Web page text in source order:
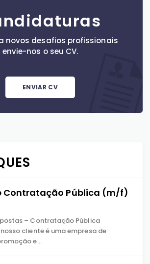
novos desafios profissionais
envie-nos o seu CV.
ENVIAR CV
Contratação Pública (m/f)
– Contratação Pública
cliente é uma empresa de
e…